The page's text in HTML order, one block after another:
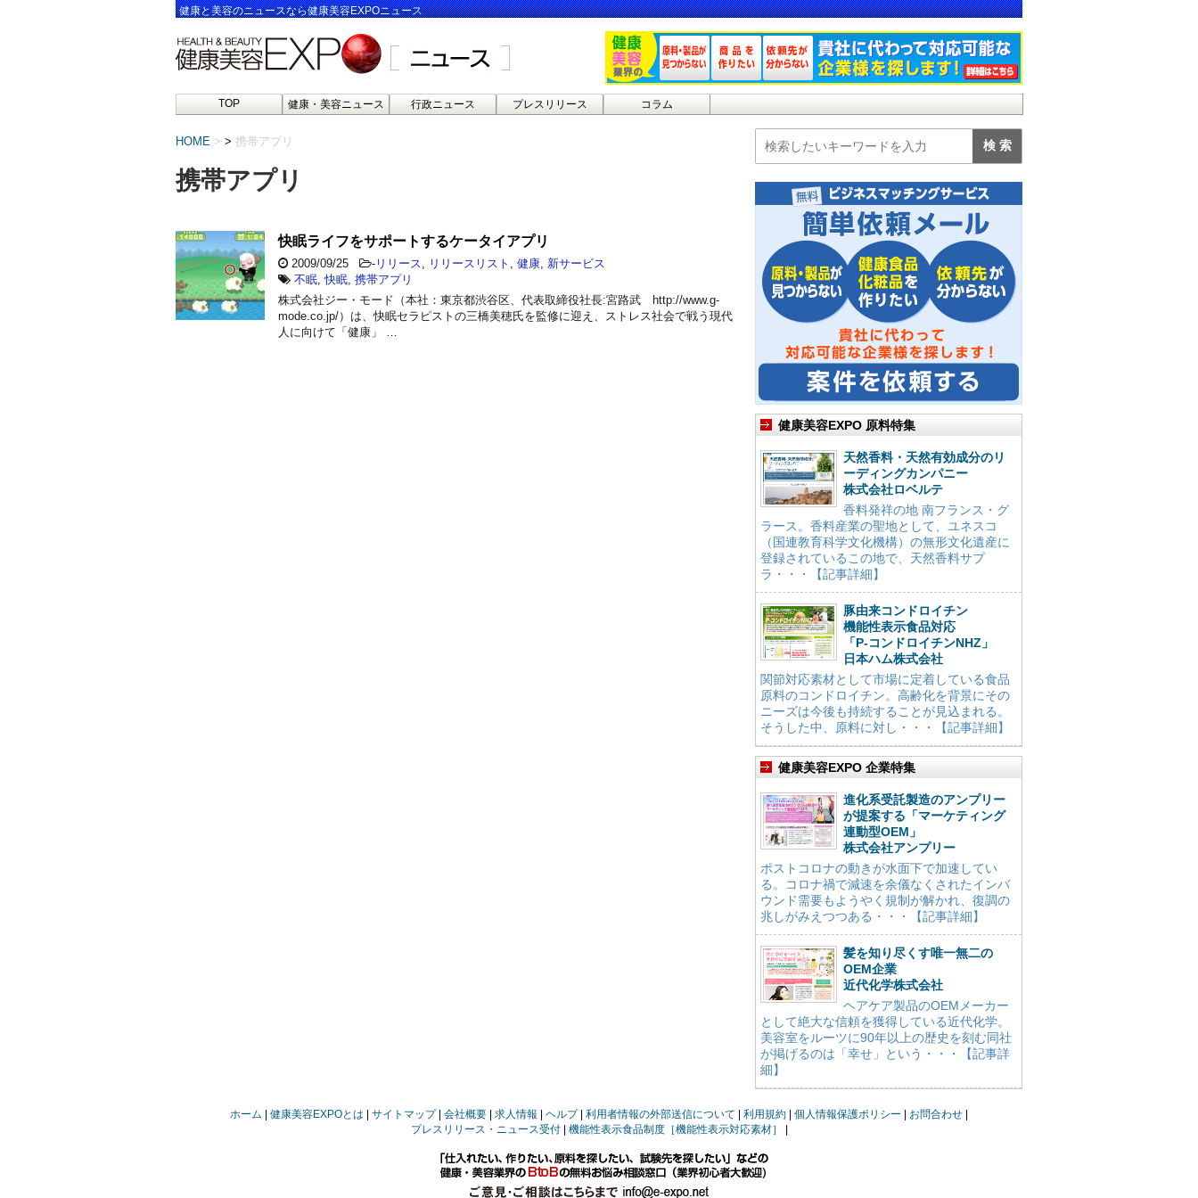
健康と美容のニュースなら健康美容EXPOニュース
TOP 健康・美容ニュース 行政ニュース プレスリリース コラム
HOME > 携帯アプリ
携帯アプリ
快眠ライフをサポートするケータイアプリ
2009/09/25 - リリース リリースリスト 健康 新サービス
不眠 ,快眠 携帯アプリ
株式会社ジー・モード（本社：東京都渋谷区、代表取締役社長:宮路武 http://www.g-
mode.co.jp/）は、快眠セラピストの三橋美穂氏を監修に迎え、ストレス社会で戦う現代
人に向けて「健康」 …
健康美容EXPO 原料特集
天然香料・天然有効成分のリ
ーディングカンパニー
株式会社ロベルテ
香料発祥の地 南フランス・グ
ラース。香料産業の聖地として、ユネスコ
（国連教育科学文化機構）の無形文化遺産に
登録されているこの地で、天然香料サプ
ラ・・・【記事詳細】
豚由来コンドロイチン
機能性表示食品対応
「P-コンドロイチンNHZ」
日本ハム株式会社
関節対応素材として市場に定着している食品
原料のコンドロイチン。高齢化を背景にその
ニーズは今後も持続することが見込まれる。
そうした中、原料に対し・・・【記事詳細】
健康美容EXPO 企業特集
進化系受託製造のアンプリー
が提案する「マーケティング
連動型OEM」
株式会社アンプリー
ポストコロナの動きが水面下で加速してい
る。コロナ禍で減速を余儀なくされたインバ
ウンド需要もようやく規制が解かれ、復調の
兆しがみえつつある・・・【記事詳細】
髪を知り尽くす唯一無二の
OEM企業
近代化学株式会社
ヘアケア製品のOEMメーカー
として絶大な信頼を獲得している近代化学。
美容室をルーツに90年以上の歴史を刻む同社
が掲げるのは「幸せ」という・・・【記事詳
細】
ホーム 健康美容EXPOとは サイトマップ 会社概要 求人情報 ヘルプ 利用者情報の外部送信について 利用規約 個人情報保護ポリシー
お問合わせ
プレスリリース・ニュース受付
機能性表示食品制度［機能性表示対応素材］